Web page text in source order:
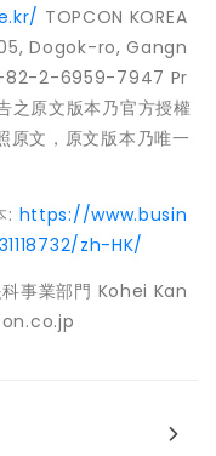
TOPCON KOREA
Dogok-ro, Gangn
2-6959-7947 Pr
原文版本乃官方授權
原文，原文版本乃唯一
: https://www.busin
zh-HK/
事業部門 Kohei Kan